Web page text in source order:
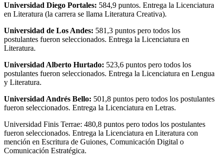
Universidad Diego Portales: 584,9 puntos. Entrega la Licenciatura
en Literatura (la carrera se llama Literatura Creativa).
Universidad de Los Andes: 581,3 puntos pero todos los
postulantes fueron seleccionados. Entrega la Licenciatura en
Literatura.
Universidad Alberto Hurtado: 523,6 puntos pero todos los
postulantes fueron seleccionados. Entrega la Licenciatura en Lengua
y Literatura.
Universidad Andrés Bello: 501,8 puntos pero todos los postulantes
fueron seleccionados. Entrega la Licenciatura en Letras.
Universidad Finis Terrae: 480,8 puntos pero todos los postulantes
fueron seleccionados. Entrega la Licenciatura en Literatura con
mención en Escritura de Guiones, Comunicación Digital o
Comunicación Estratégica.